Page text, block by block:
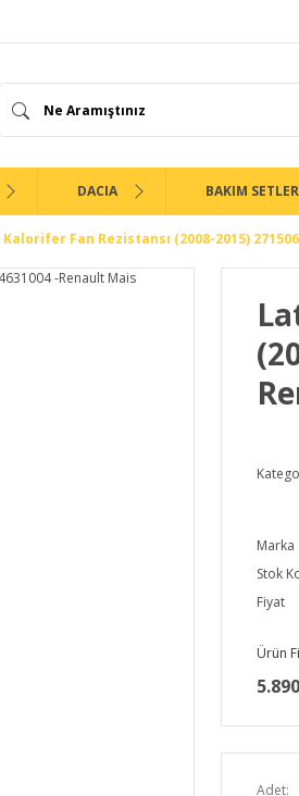
DACIA BAKIM
Fan Rezistansı (2008-2015)
Marka
Stok
Fiyat
Ürün
Adet: